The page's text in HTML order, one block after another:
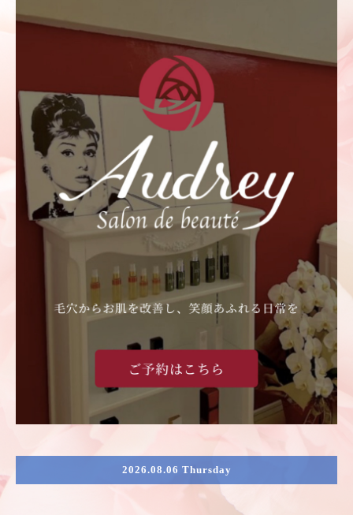
2026.08.06 Thursday